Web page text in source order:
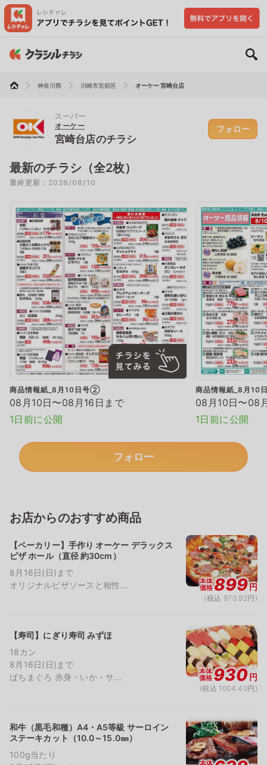
神奈川県 川崎市宮前区 オーケー 宮崎台店
スーパー
オーケー
宮崎台店のチラシ
フォロー
最新のチラシ（全2枚）
最終更新：2026/08/10
商品情報紙_8月10日号②
08月10日〜08月16日まで
1日前に公開
商品情報紙_8月10
08月10日〜08
1日前に公開
フォロー
お店からのおすすめ商品
【ベーカリー】手作り オーケー デラックス
ピザ ホール（直径 約30cm）
8月16日(日)まで
オリジナルピザソースと相性...
本体
価格899円
(税込 970.92円)
【寿司】にぎり寿司 みずほ
18カン
8月16日(日)まで
ばちまぐろ 赤身・いか・サ...
本体
価格930円
(税込 1004.40円)
和牛（黒毛和種）A4・A5等級 サーロイン
ステーキカット（10.0～15.0㎜）
100g当たり
本体